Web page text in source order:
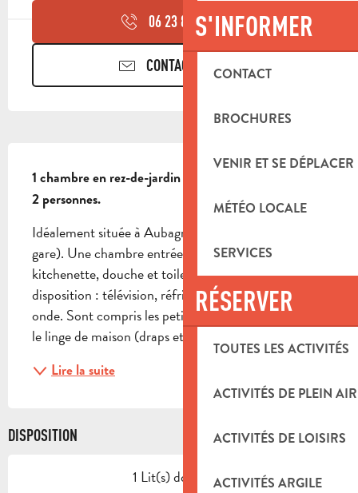
S'INFORMER
CONTACT
BROCHURES
VENIR ET SE DÉPLACER
MÉTÉO LOCALE
SERVICES
RÉSERVER
TOUTES LES ACTIVITÉS
ACTIVITÉS DE PLEIN AIR
ACTIVITÉS DE LOISIRS
ACTIVITÉS ARGILE
06 23 89 29 ▒▒
CONTACTEZ-NOUS
1 chambre en rez-de-jardin de villa. Piscine. Capacité
2 personnes.
Idéalement située à Aubagne (10 mn en bus de la
gare). Une chambre entrée indépendante, avec
kitchenette, douche et toilettes privatives. A votre
disposition : télévision, réfrigérateur et four micro-
onde. Sont compris les petits déjeuners, le Wi-Fi et
le linge de maison (draps et serviettes). Une...
Lire la suite
DISPOSITION
1 Lit(s) double(s)